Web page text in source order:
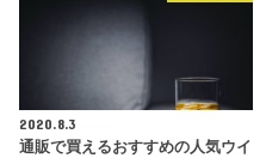
2020.8.3
通販で買えるおすすめの人気ウイ